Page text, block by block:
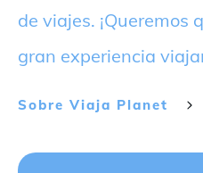
de viajes. ¡Queremos
gran experiencia
Sobre Viaja Planet